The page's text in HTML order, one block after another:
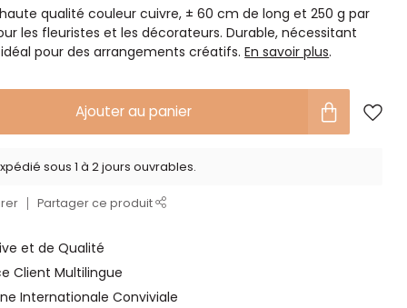
qualité couleur cuivre, ± 60 cm de long et 250 g par
les fleuristes et les décorateurs. Durable, nécessitant
pour des arrangements créatifs.En savoir plus.
Ajouter au panier
sous 1 à 2 jours ouvrables.
Partager ce produit
et de Qualité
Client Multilingue
Internationale Conviviale